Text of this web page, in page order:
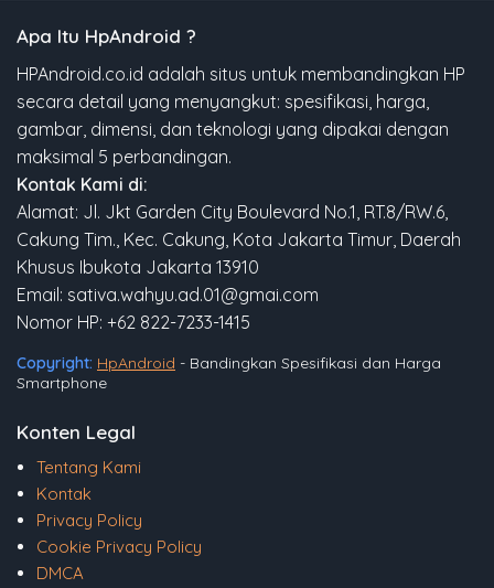
Apa Itu HpAndroid ?
HPAndroid.co.id adalah situs untuk membandingkan HP
secara detail yang menyangkut: spesifikasi, harga,
gambar, dimensi, dan teknologi yang dipakai dengan
maksimal 5 perbandingan.
Kontak Kami di:
Alamat: Jl. Jkt Garden City Boulevard No.1, RT.8/RW.6,
Cakung Tim., Kec. Cakung, Kota Jakarta Timur, Daerah
Khusus Ibukota Jakarta 13910
Email: sativa.wahyu.ad.01@gmai.com
Nomor HP: +62 822-7233-1415
Copyright: HpAndroid - Bandingkan Spesifikasi dan Harga
Smartphone
Konten Legal
Tentang Kami
Kontak
Privacy Policy
Cookie Privacy Policy
DMCA